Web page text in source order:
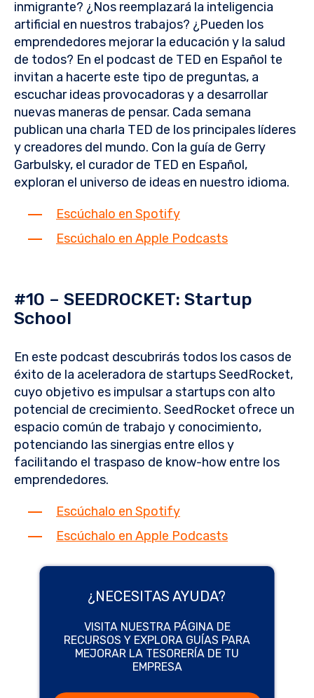
inmigrante? ¿Nos reemplazará la inteligencia
artificial en nuestros trabajos? ¿Pueden los
emprendedores mejorar la educación y la salud
de todos? En el podcast de TED en Español te
invitan a hacerte este tipo de preguntas, a
escuchar ideas provocadoras y a desarrollar
nuevas maneras de pensar. Cada semana
publican una charla TED de los principales líderes
y creadores del mundo. Con la guía de Gerry
Garbulsky, el curador de TED en Español,
exploran el universo de ideas en nuestro idioma.
Escúchalo en Spotify
Escúchalo en Apple Podcasts
#10 – SEEDROCKET: Startup
School
En este podcast descubrirás todos los casos de
éxito de la aceleradora de startups SeedRocket,
cuyo objetivo es impulsar a startups con alto
potencial de crecimiento. SeedRocket ofrece un
espacio común de trabajo y conocimiento,
potenciando las sinergias entre ellos y
facilitando el traspaso de know-how entre los
emprendedores.
Escúchalo en Spotify
Escúchalo en Apple Podcasts
¿NECESITAS AYUDA?
VISITA NUESTRA PÁGINA DE
RECURSOS Y EXPLORA GUÍAS PARA
MEJORAR LA TESORERÍA DE TU
EMPRESA